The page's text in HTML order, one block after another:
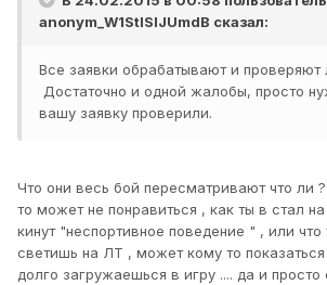
anonym_W1StISIJUmdB сказал:
Все заявки обрабатывают и проверяют
Достаточно и одной жалобы, просто
вашу заявку проверили.
Что они весь бой пересматривают что ли
то может не понравиться , как ты в стал
кинут "неспортивное поведение " , или что
светишь на ЛТ , может кому то
долго загружаешься в игру .... да и просто